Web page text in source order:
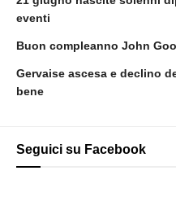
eventi
Buon compleanno John
Gervaise ascesa e declino
bene
Seguici su Facebook